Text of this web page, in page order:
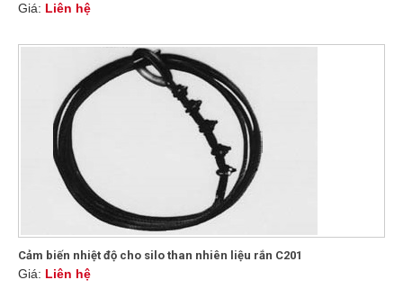
Giá: Liên hệ
Cảm biến nhiệt độ cho silo than nhiên liệu rắn C201
Giá: Liên hệ